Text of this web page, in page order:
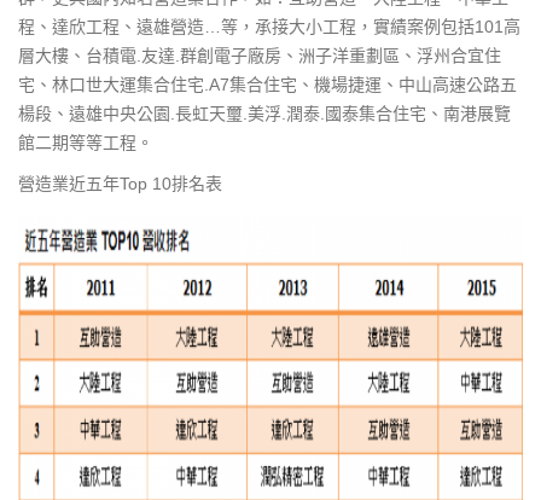
程、達欣工程、遠雄營造…等，承接大小工程，實績案例包括101高
層大樓、台積電.友達.群創電子廠房、洲子洋重劃區、浮州合宜住
宅、林口世大運集合住宅.A7集合住宅、機場捷運、中山高速公路五
楊段、遠雄中央公園.長虹天璽.美浮.潤泰.國泰集合住宅、南港展覽
館二期等等工程。
營造業近五年Top 10排名表